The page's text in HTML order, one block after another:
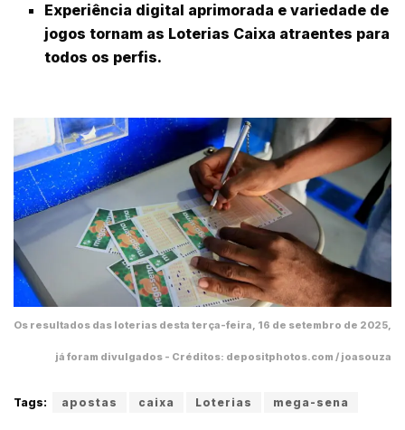
Experiência digital aprimorada e variedade de
jogos tornam as Loterias Caixa atraentes para
todos os perfis.
Os resultados das loterias desta terça-feira, 16 de setembro de 2025,
já foram divulgados - Créditos: depositphotos.com / joasouza
Tags: apostas caixa Loterias mega-sena